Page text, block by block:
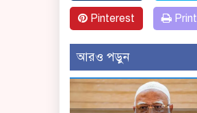
Pinterest Print
আরও পড়ুন